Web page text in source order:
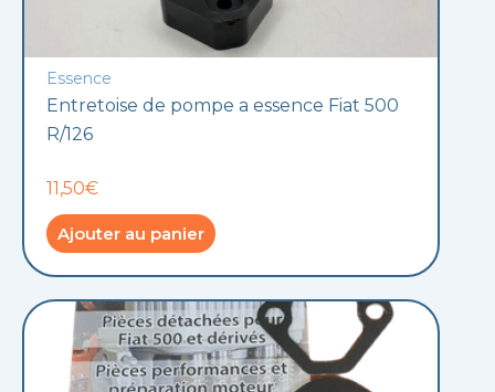
Essence
Entretoise de pompe a essence Fiat 500
R/126
11,50€
Ajouter au panier